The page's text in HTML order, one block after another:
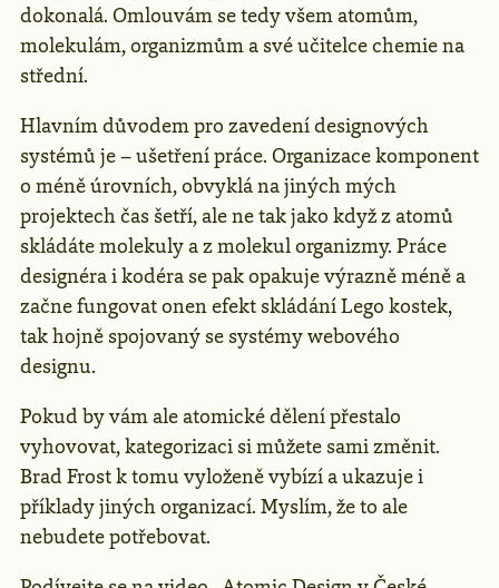
dokonalá. Omlouvám se tedy všem atomům,
molekulám, organizmům a své učitelce chemie na
střední.
Hlavním důvodem pro zavedení designových
systémů je – ušetření práce. Organizace komponent
o méně úrovních, obvyklá na jiných mých
projektech čas šetří, ale ne tak jako když z atomů
skládáte molekuly a z molekul organizmy. Práce
designéra i kodéra se pak opakuje výrazně méně a
začne fungovat onen efekt skládání Lego kostek,
tak hojně spojovaný se systémy webového
designu.
Pokud by vám ale atomické dělení přestalo
vyhovovat, kategorizaci si můžete sami změnit.
Brad Frost k tomu vyloženě vybízí a ukazuje i
příklady jiných organizací. Myslím, že to ale
nebudete potřebovat.